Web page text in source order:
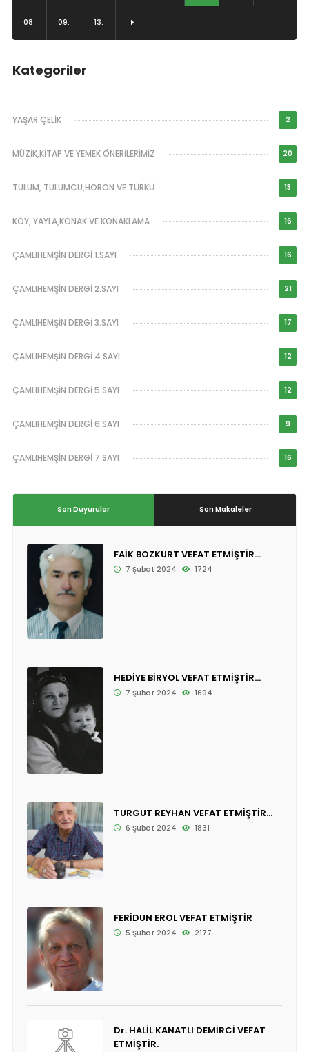
08. 09. 13.
Kategoriler
YAŞAR ÇELİK 2
MÜZİK,KİTAP VE YEMEK ÖNERİLERİMİZ 20
TULUM, TULUMCU,HORON VE TÜRKÜ 13
KÖY, YAYLA,KONAK VE KONAKLAMA 16
ÇAMLIHEMŞİN DERGİ 1.SAYI 16
ÇAMLIHEMŞİN DERGİ 2.SAYI 21
ÇAMLIHEMŞİN DERGİ 3.SAYI 17
ÇAMLIHEMŞİN DERGİ 4.SAYI 12
ÇAMLIHEMŞİN DERGİ 5.SAYI 12
ÇAMLIHEMŞİN DERGİ 6.SAYI 9
ÇAMLIHEMŞİN DERGİ 7.SAYI 16
Son Duyurular Son Makaleler
FAİK BOZKURT VEFAT ETMİŞTİR...
7 Şubat 2024 1724
HEDİYE BİRYOL VEFAT ETMİŞTİR...
7 Şubat 2024 1694
TURGUT REYHAN VEFAT ETMİŞTİR...
6 Şubat 2024 1831
FERİDUN EROL VEFAT ETMİŞTİR
5 Şubat 2024 2177
Dr. HALİL KANATLI DEMİRCİ VEFAT
ETMİŞTİR.